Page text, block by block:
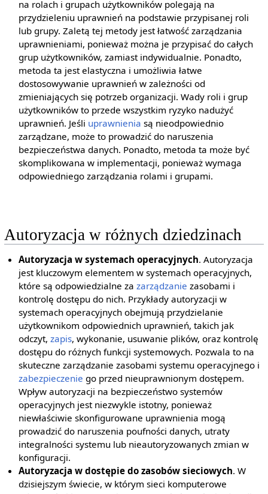
na rolach i grupach użytkowników polegają na
przydzieleniu uprawnień na podstawie przypisanej roli
lub grupy. Zaletą tej metody jest łatwość zarządzania
uprawnieniami, ponieważ można je przypisać do całych
grup użytkowników, zamiast indywidualnie. Ponadto,
metoda ta jest elastyczna i umożliwia łatwe
dostosowywanie uprawnień w zależności od
zmieniających się potrzeb organizacji. Wady roli i grup
użytkowników to przede wszystkim ryzyko nadużyć
uprawnień. Jeśli uprawnienia są nieodpowiednio
zarządzane, może to prowadzić do naruszenia
bezpieczeństwa danych. Ponadto, metoda ta może być
skomplikowana w implementacji, ponieważ wymaga
odpowiedniego zarządzania rolami i grupami.
Autoryzacja w różnych dziedzinach
Autoryzacja w systemach operacyjnych. Autoryzacja
jest kluczowym elementem w systemach operacyjnych,
które są odpowiedzialne zazarządzanie zasobami i
kontrolę dostępu do nich. Przykłady autoryzacji w
systemach operacyjnych obejmują przydzielanie
użytkownikom odpowiednich uprawnień, takich jak
odczyt,zapis, wykonanie, usuwanie plików, oraz kontrolę
dostępu do różnych funkcji systemowych. Pozwala to na
skuteczne zarządzanie zasobami systemu operacyjnego i
zabezpieczenie go przed nieuprawnionym dostępem.
Wpływ autoryzacji na bezpieczeństwo systemów
operacyjnych jest niezwykle istotny, ponieważ
niewłaściwie skonfigurowane uprawnienia mogą
prowadzić do naruszenia poufności danych, utraty
integralności systemu lub nieautoryzowanych zmian w
konfiguracji.
Autoryzacja w dostępie do zasobów sieciowych. W
dzisiejszym świecie, w którym sieci komputerowe